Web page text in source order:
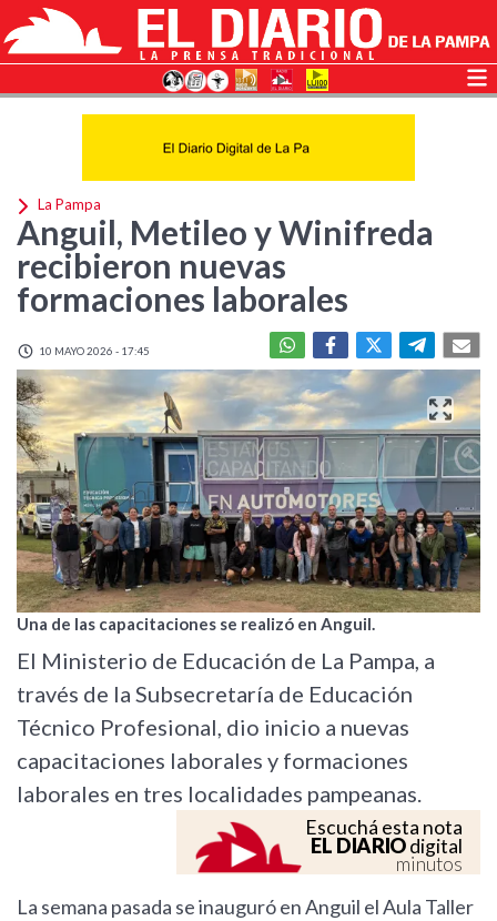
La Pampa
Anguil, Metileo y Winifreda
recibieron nuevas
formaciones laborales
10 MAYO 2026 - 17:45
Una de las capacitaciones se realizó en Anguil.
El Ministerio de Educación de La Pampa, a
través de la Subsecretaría de Educación
Técnico Profesional, dio inicio a nuevas
capacitaciones laborales y formaciones
laborales en tres localidades pampeanas.
Escuchá esta nota
EL DIARIOdigital
minutos
La semana pasada se inauguró en Anguil el Aula Taller